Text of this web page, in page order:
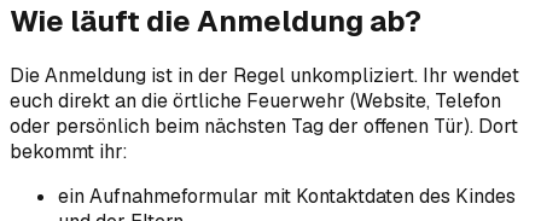
Wie läuft die Anmeldung ab?
Die Anmeldung ist in der Regel unkompliziert. Ihr wendet
euch direkt an die örtliche Feuerwehr (Website, Telefon
oder persönlich beim nächsten Tag der offenen Tür). Dort
bekommt ihr:
ein Aufnahmeformular mit Kontaktdaten des Kindes